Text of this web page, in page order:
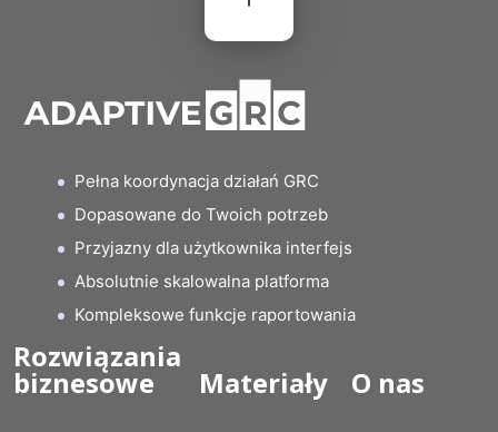
Pełna koordynacja działań GRC
Dopasowane do Twoich potrzeb
Przyjazny dla użytkownika interfejs
Absolutnie skalowalna platforma
Kompleksowe funkcje raportowania
Rozwiązania
biznesowe Materiały O nas